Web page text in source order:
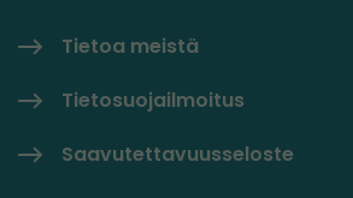
Tietoa meistä
Tietosuojailmoitus
Saavutettavuusseloste